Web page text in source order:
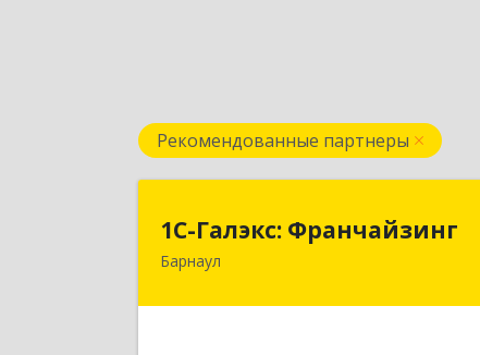
Рекомендованные партнеры
1С-Галэкс: Франчайзинг
Барнаул
1С-Галэкс: Франчайзинг
656015, Алтайский край, Барнаул г,